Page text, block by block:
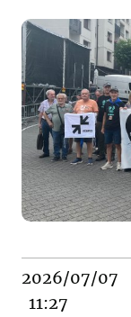
2026/07/07
11:27